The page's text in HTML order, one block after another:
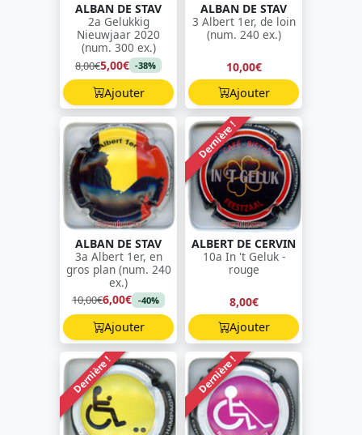
ALBAN DE STAV
2a Gelukkig
Nieuwjaar 2020
(num. 300 ex.)
8,00€5,00€ -38%
Ajouter
ALBAN DE STAV
3 Albert 1er, de loin
(num. 240 ex.)
10,00€
Ajouter
ALBAN DE STAV
3a Albert 1er, en
gros plan (num. 240
ex.)
10,00€6,00€ -40%
Ajouter
Dernière !
ALBERT DE CERVIN
10a In 't Geluk -
rouge
8,00€
Ajouter
Dernière ! Dernière !